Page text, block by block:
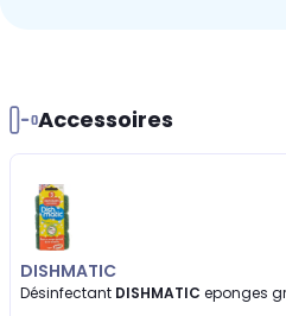
Accessoires
DISHMATIC
Désinfectant DISHMATIC eponges